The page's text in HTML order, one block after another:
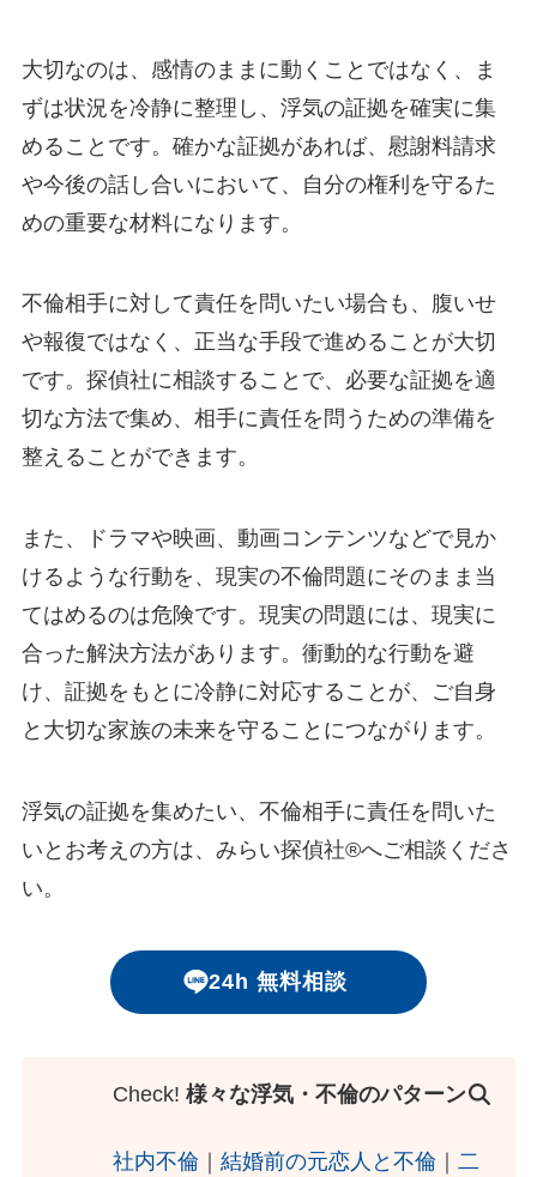
大切なのは、感情のままに動くことではなく、ま
ずは状況を冷静に整理し、浮気の証拠を確実に集
めることです。確かな証拠があれば、慰謝料請求
や今後の話し合いにおいて、自分の権利を守るた
めの重要な材料になります。
不倫相手に対して責任を問いたい場合も、腹いせ
や報復ではなく、正当な手段で進めることが大切
です。探偵社に相談することで、必要な証拠を適
切な方法で集め、相手に責任を問うための準備を
整えることができます。
また、ドラマや映画、動画コンテンツなどで見か
けるような行動を、現実の不倫問題にそのまま当
てはめるのは危険です。現実の問題には、現実に
合った解決方法があります。衝動的な行動を避
け、証拠をもとに冷静に対応することが、ご自身
と大切な家族の未来を守ることにつながります。
浮気の証拠を集めたい、不倫相手に責任を問いた
いとお考えの方は、みらい探偵社®︎へご相談くださ
い。
24h 無料相談
Check!様々な浮気・不倫のパターン
社内不倫 ｜結婚前の元恋人と不倫 ｜二